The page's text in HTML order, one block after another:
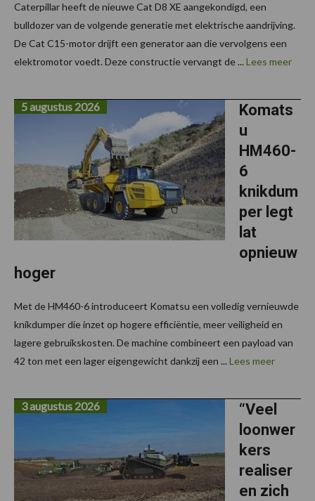
Caterpillar heeft de nieuwe Cat D8 XE aangekondigd, een
bulldozer van de volgende generatie met elektrische aandrijving.
De Cat C15-motor drijft een generator aan die vervolgens een
elektromotor voedt. Deze constructie vervangt de ... Lees meer
Komats
u
HM460-
6
knikdum
per legt
lat
opnieuw
hoger
5 augustus 2026
Met de HM460-6 introduceert Komatsu een volledig vernieuwde
knikdumper die inzet op hogere efficiëntie, meer veiligheid en
lagere gebruikskosten. De machine combineert een payload van
42 ton met een lager eigengewicht dankzij een ... Lees meer
“Veel
loonwer
kers
realiser
en zich
3 augustus 2026